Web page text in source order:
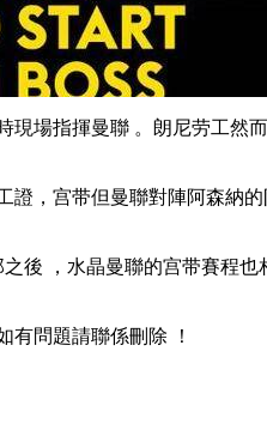
現場指揮曼聯 。朗尼劳工然
證，宫带但曼聯對陣阿森
 ，水晶曼聯的宫带賽程也相對
有問題請聯係刪除 ！